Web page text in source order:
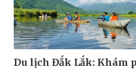
Du lịch Đắk Lắk: Khám